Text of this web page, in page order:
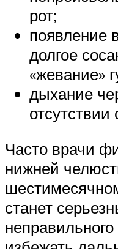
рот;
появление
долгое
«жевание»
дыхание
Часто врачи
нижней
станет